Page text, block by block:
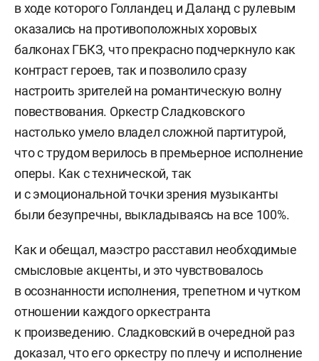
в ходе которого Голландец и Даланд с рулевым
оказались на противоположных хоровых
балконах ГБКЗ, что прекрасно подчеркнуло как
контраст героев, так и позволило сразу
настроить зрителей на романтическую волну
повествования. Оркестр Сладковского
настолько умело владел сложной партитурой,
что с трудом верилось в премьерное исполнение
оперы. Как с технической, так
и с эмоциональной точки зрения музыканты
были безупречны, выкладываясь на все 100%.
Как и обещал, маэстро расставил необходимые
смысловые акценты, и это чувствовалось
в осознанности исполнения, трепетном и чутком
отношении каждого оркестранта
к произведению. Сладковский в очередной раз
доказал, что его оркестру по плечу и исполнение